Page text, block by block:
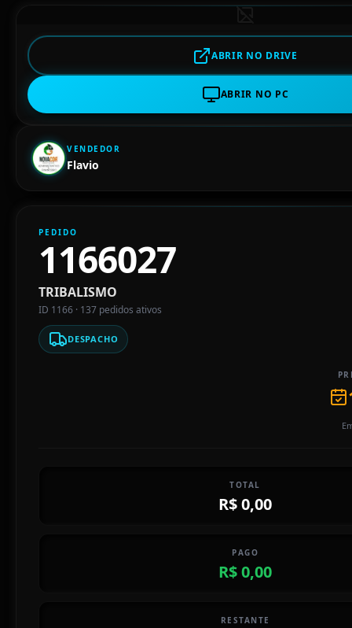
ABRIR NO DRIVE
ABRIR NO PC
VENDEDOR
Flavio
PEDIDO
1166027
TRIBALISMO
ID 1166 · 137 pedidos ativos
DESPACHO
TOTAL
R$ 0,00
PAGO
R$ 0,00
RESTANTE